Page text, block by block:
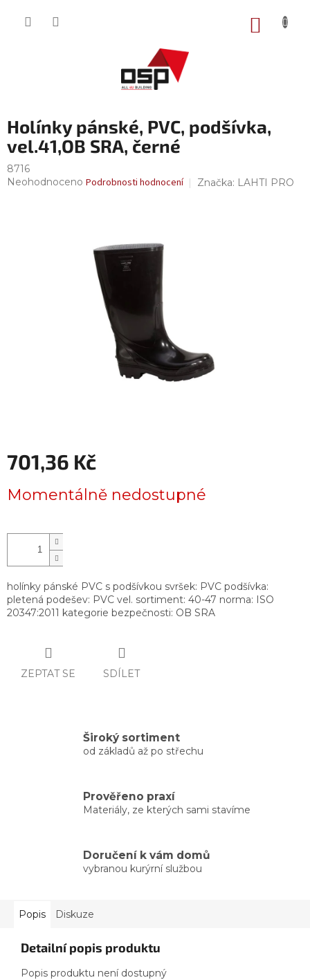
Holínky pánské, PVC, podšívka,
vel.41,OB SRA, černé
8716
Průměrné
Neohodnoceno Podrobnosti hodnocení Značka: LAHTI PRO
701,36 Kč
cena:
Momentálně nedostupné
holínky pánské PVC s podšívkou svršek: PVC podšívka:
pletená podešev: PVC vel. sortiment: 40-47 norma: ISO
20347:2011 kategorie bezpečnosti: OB SRA
ZEPTAT SE SDÍLET
Široký sortiment
od základů až po střechu
Prověřeno praxí
Materiály, ze kterých sami stavíme
Doručení k vám domů
vybranou kurýrní službou
Popis Diskuze
Detailní popis produktu
Popis produktu není dostupný